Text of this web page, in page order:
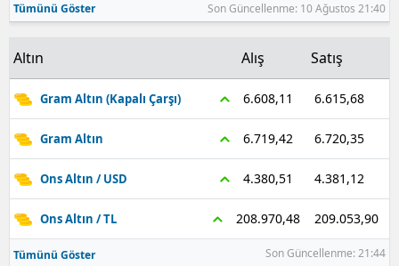
Sivas
Tunceli
Şanlıurfa
Uşak
Tümünü Göster Son Güncellenme: 10 Ağustos 21:40
Altın Alış Satış
Gram Altın (Kapalı Çarşı) 6.608,11 6.615,68
Gram Altın 6.719,42 6.720,35
Ons Altın / USD 4.380,51 4.381,12
Ons Altın / TL 208.970,48 209.053,90
Tümünü Göster Son Güncellenme: 21:44